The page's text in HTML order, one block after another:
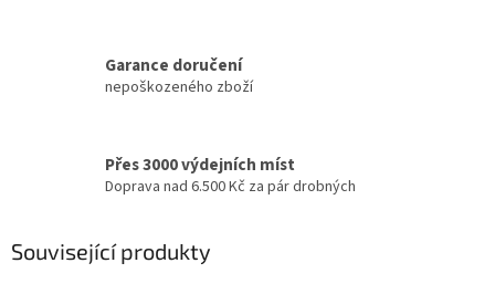
Garance doručení
nepoškozeného zboží
Přes 3000 výdejních míst
Doprava nad 6.500 Kč za pár drobných
Související produkty